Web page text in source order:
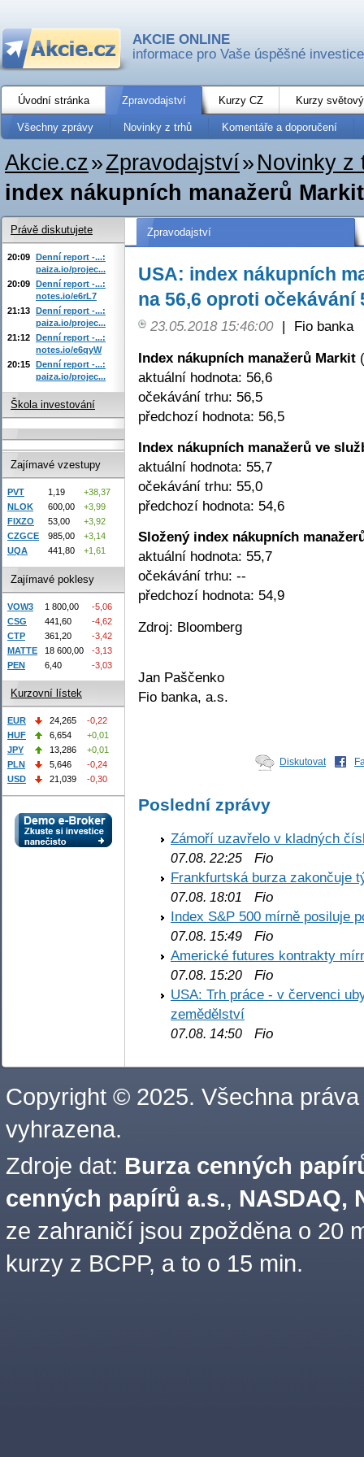
AKCIE ONLINE
informace pro Vaše úspěšné investice
Úvodní stránka Zpravodajství Kurzy CZ Kurzy
Všechny zprávy Novinky z trhů Komentáře a doporučení
Akcie.cz»Zpravodajství» Novinky z
index nákupních manažerů
Zpravodajství
USA: index nákupních
na 56,6 oproti očekávání
23.05.2018 15:46:00 |
Fio banka
Index nákupních manažerů Markit
aktuální hodnota: 56,6
očekávání trhu: 56,5
předchozí hodnota: 56,5
Index nákupních manažerů ve
aktuální hodnota: 55,7
očekávání trhu: 55,0
předchozí hodnota: 54,6
Složený index nákupních
aktuální hodnota: 55,7
očekávání trhu: --
předchozí hodnota: 54,9
Zdroj: Bloomberg
Jan Paščenko
Fio banka, a.s.
Diskutovat
Poslední zprávy
Zámoří uzavřelo v kladných
07.08. 22:25 Fio
Frankfurtská burza zakončuje
07.08. 18:01
Fio
Index S&P 500 mírně posiluje
07.08. 15:49 Fio
Americké futures kontrakty
07.08. 15:20 Fio
USA: Trh práce - v červenci
zemědělství
07.08. 14:50 Fio
Právě diskutujete
20:09 Denní report -...:
paiza.io/projec...
20:09 Denní report -...:
notes.io/e6rL7
21:13 Denní report -...:
paiza.io/projec...
21:12 Denní report -...:
notes.io/e6qyW
20:15 Denní report -...:
paiza.io/projec...
Škola investování
Zajímavé vzestupy
PVT 1,19
+38,37
NLOK
600,00
+3,99
FIXZO
53,00
+3,92
CZGCE
985,00
+3,14
UQA
441,80 +1,61
Zajímavé poklesy
VOW3 1 800,00
-5,06
CSG
441,60
-4,62
CTP
361,20
-3,42
MATTE
18 600,00
-3,13
PEN
6,40 -3,03
Kurzovní lístek
EUR 24,265
-0,22
HUF
6,654
+0,01
JPY
13,286
+0,01
PLN
5,646
-0,24
USD
21,039 -0,30
Copyright © 2025. Všechna práva
vyhrazena.
Zdroje dat: Burza cenných
cenných papírů a.s., NASDAQ,
ze zahraničí jsou zpožděna o 20
kurzy z BCPP, a to o 15 min.